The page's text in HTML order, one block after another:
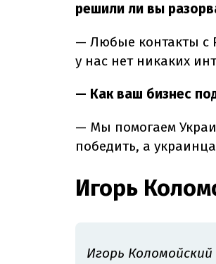
решили ли вы
— Любые контакты с
у нас нет никаких
— Как ваш бизнес
— Мы помогаем
победить, а
Игорь
Игорь